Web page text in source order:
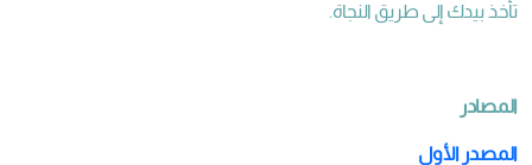
تأخذ بيدك إلى طريق النجاة.
المصادر
المصدر الأول